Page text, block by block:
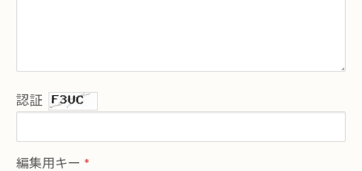
認証
編集用キー